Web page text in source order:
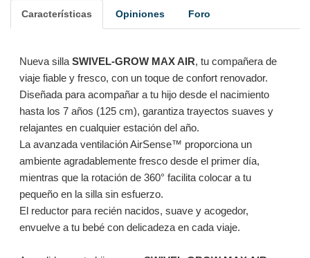
Características Opiniones Foro
Nueva silla SWIVEL-GROW MAX AIR, tu compañera de
viaje fiable y fresco, con un toque de confort renovador.
Diseñada para acompañar a tu hijo desde el nacimiento
hasta los 7 años (125 cm), garantiza trayectos suaves y
relajantes en cualquier estación del año.
La avanzada ventilación AirSense™ proporciona un
ambiente agradablemente fresco desde el primer día,
mientras que la rotación de 360° facilita colocar a tu
pequeño en la silla sin esfuerzo.
El reductor para recién nacidos, suave y acogedor,
envuelve a tu bebé con delicadeza en cada viaje.